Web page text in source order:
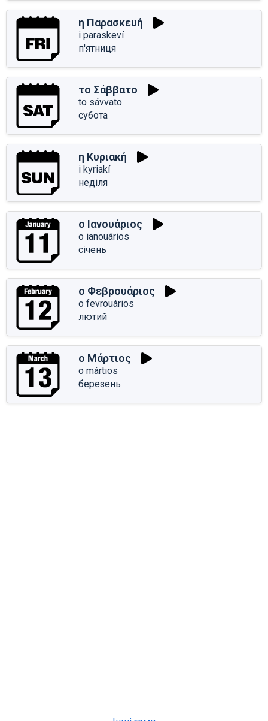
η Παρασκευή
i paraskeví
п'ятниця
το Σάββατο
to sávvato
субота
η Κυριακή
i kyriakí
неділя
ο Ιανουάριος
o ianouários
січень
ο Φεβρουάριος
o fevrouários
лютий
ο Μάρτιος
o mártios
березень